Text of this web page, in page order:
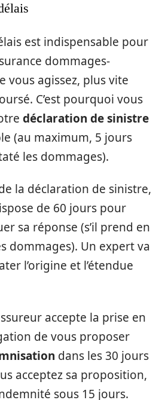
est indispensable pour
dommages-
vous agissez, plus vite
C’est pourquoi vous
déclaration de sinistre
(au maximum, 5 jours
les dommages).
la déclaration de sinistre,
de 60 jours pour
sa réponse (s’il prend en
dommages). Un expert va
l’origine et l’étendue
accepte la prise en
de vous proposer
dans les 30 jours
acceptez sa proposition,
sous 15 jours.